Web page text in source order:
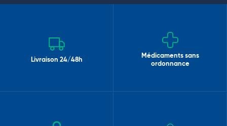
Livraison 24/48h
Médicaments sans
ordonnance